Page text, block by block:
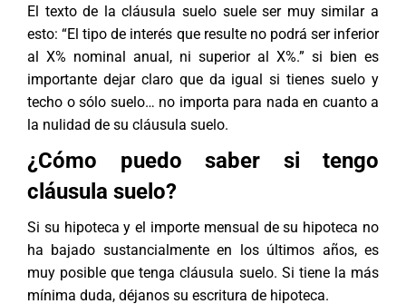
El texto de la cláusula suelo suele ser muy similar a
esto: “El tipo de interés que resulte no podrá ser inferior
al X% nominal anual, ni superior al X%.” si bien es
importante dejar claro que da igual si tienes suelo y
techo o sólo suelo… no importa para nada en cuanto a
la nulidad de su cláusula suelo.
¿Cómo puedo saber si tengo
cláusula suelo?
Si su hipoteca y el importe mensual de su hipoteca no
ha bajado sustancialmente en los últimos años, es
muy posible que tenga cláusula suelo. Si tiene la más
mínima duda, déjanos su escritura de hipoteca.